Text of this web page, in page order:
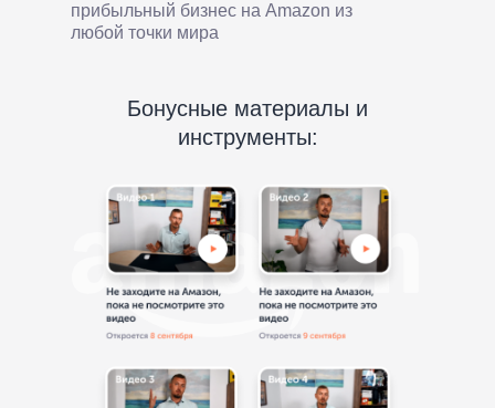
прибыльный бизнес на Amazon из
любой точки мира
Бонусные материалы и
инструменты: